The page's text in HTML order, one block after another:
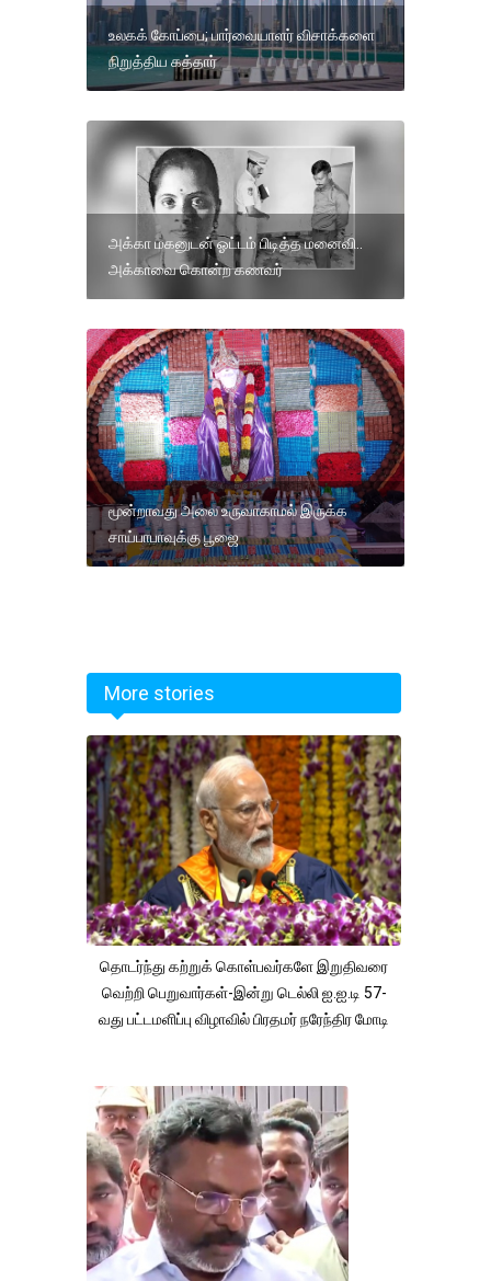
உலகக் கோப்பை; பார்வையாளர் விசாக்களை
நிறுத்திய கத்தார்
அக்கா மகனுடன் ஓட்டம் பிடித்த மனைவி..
அக்காவை கொன்ற கணவர்
மூன்றாவது அலை உருவாகாமல் இருக்க
சாய்பாபாவுக்கு பூஜை
More stories
தொடர்ந்து கற்றுக் கொள்பவர்களே இறுதிவரை
வெற்றி பெறுவார்கள்-இன்று டெல்லி ஐ.ஐ.டி 57-
வது பட்டமளிப்பு விழாவில் பிரதமர் நரேந்திர மோடி